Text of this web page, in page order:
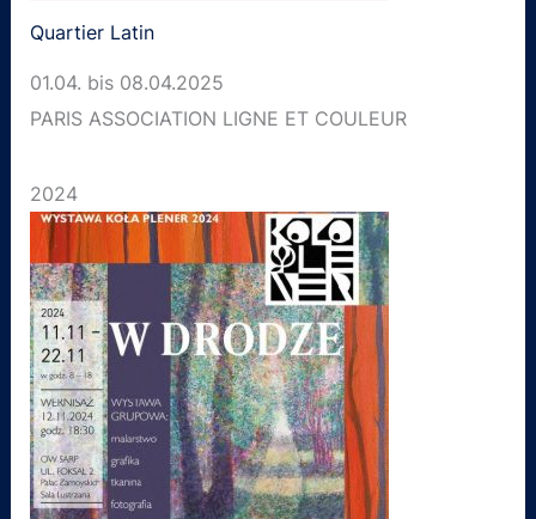
Quartier Latin
01.04. bis 08.04.2025
PARIS ASSOCIATION LIGNE ET COULEUR
2024